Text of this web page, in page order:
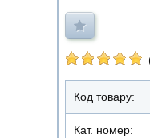
Код товару:
Кат. номер: